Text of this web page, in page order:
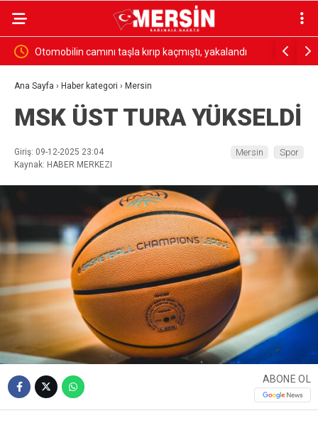
Otomobilin camını taşla kırıp kaçmıştı, yakalandı 18
Ana Sayfa › Haber kategori › Mersin
MSK ÜST TURA YÜKSELDİ
Giriş: 09-12-2025 23:04
Kaynak: HABER MERKEZI
Mersin Spor
ABONE OL